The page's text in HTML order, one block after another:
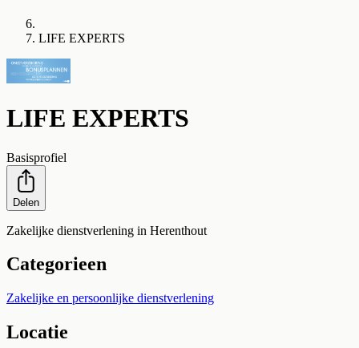
LIFE EXPERTS
LIFE EXPERTS
Basisprofiel
Delen
Zakelijke dienstverlening in Herenthout
Categorieen
Zakelijke en persoonlijke dienstverlening
Locatie